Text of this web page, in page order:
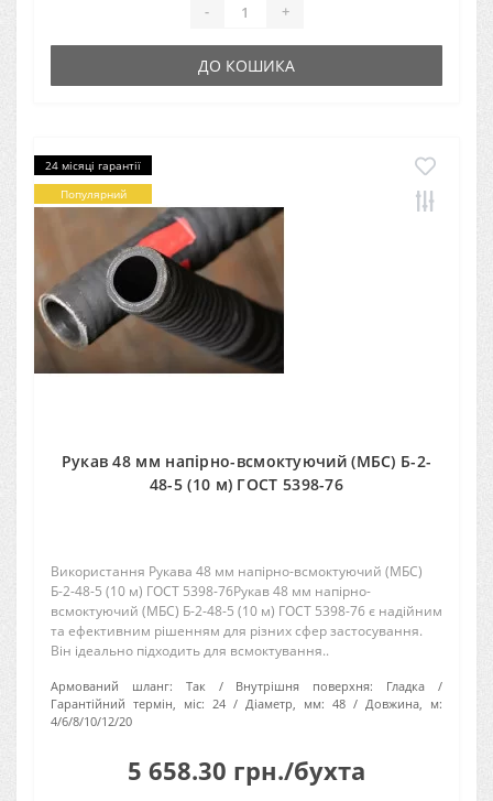
- +
ДО КОШИКА
24 місяці гарантії
Популярний
Рукав 48 мм напірно-всмоктуючий (МБС) Б-2-
48-5 (10 м) ГОСТ 5398-76
Використання Рукава 48 мм напірно-всмоктуючий (МБС)
Б-2-48-5 (10 м) ГОСТ 5398-76Рукав 48 мм напірно-
всмоктуючий (МБС) Б-2-48-5 (10 м) ГОСТ 5398-76 є надійним
та ефективним рішенням для різних сфер застосування.
Він ідеально підходить для всмоктування..
Армований шланг: Так Внутрішня поверхня:
Гладка
Гарантійний термін, міс: 24 Діаметр, мм: 48
Довжина, м:
4/6/8/10/12/20
5 658.30 грн./бухта